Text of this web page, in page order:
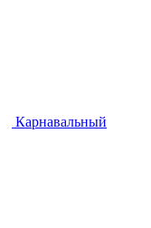
Карнавальный